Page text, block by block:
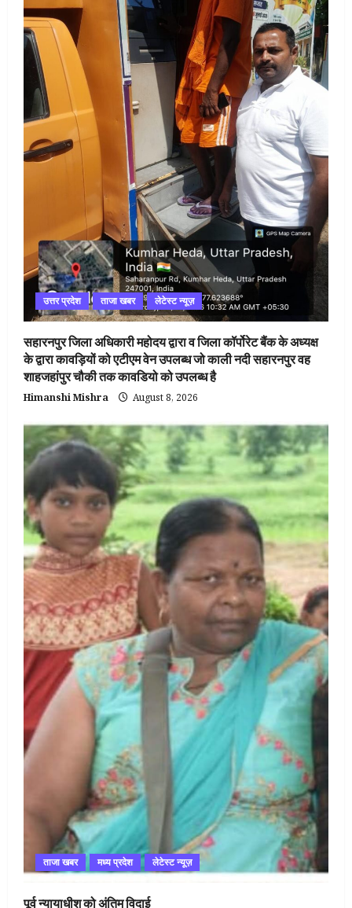
उत्तर प्रदेश ताजा खबर लेटेस्ट न्यूज़
सहारनपुर जिला अधिकारी महोदय द्वारा व जिला कॉर्पोरेट बैंक के अध्यक्ष
के द्वारा कावड़ियों को एटीएम वेन उपलब्ध जो काली नदी सहारनपुर वह
शाहजहांपुर चौकी तक कावडियो को उपलब्ध है
Himanshi Mishra August 8, 2026
ताजा खबर मध्य प्रदेश लेटेस्ट न्यूज़
पूर्व न्यायाधीश को अंतिम विदाई